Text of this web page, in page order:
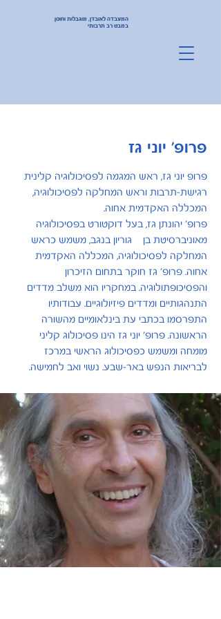
המעבדה לאובדן, מוגבלות וחוסן
במבט רב תרבותי
פרופ' יוני גז
פרופ יוני גז, ראש המגמה לפסיכולוגיה קלינית
רגישת-תרבות וראש המחלקה לפסיכולוגיה,
המכללה האקדמית אחוה.
פרופ' יהונתן גז, בעל דוקטורט בפסיכולוגיה
מאוניברסיטת בן – גוריון בנגב, משמש כראש
המחלקה לפסיכולוגיה, המכללה האקדמית
אחוה. פרופ' גז חוקר בתחום הזיכרון
והפסיכופתולוגיה. במחקריו הוא משלב מדדים
התנהגותיים ומדדים פיזיולוגיים. עבודותיו
התפרסמו בכתבי עת בינלאומיים מהשורה
הראשונה. פרופ' יוני גז הינו פסיכולוג קליני
מומחה ומשמש כפסיכולוג הראשי במרכז
לבריאות הנפש באר-שבע. נשוי ואב לחמישה.